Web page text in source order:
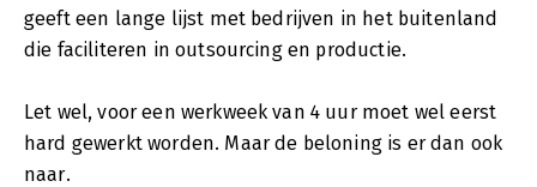
geeft een lange lijst met bedrijven in het buitenland
die faciliteren in outsourcing en productie.
Let wel, voor een werkweek van 4 uur moet wel eerst
hard gewerkt worden. Maar de beloning is er dan ook
naar.